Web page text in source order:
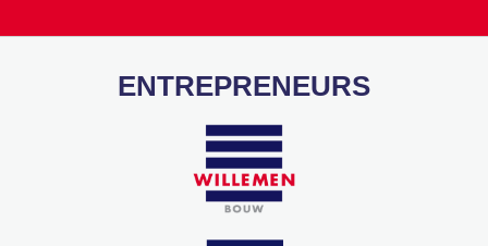
ENTREPRENEURS